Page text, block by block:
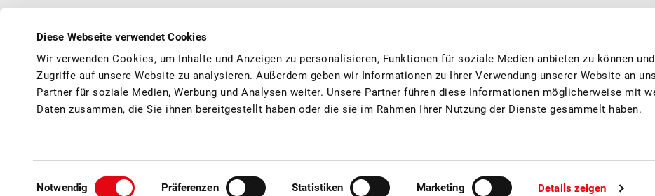
Diese Webseite verwendet Cookies
Wir verwenden Cookies, um Inhalte und Anzeigen zu personalisieren, Funktionen für soziale Medien anbieten zu können
Zugriffe auf unsere Website zu analysieren. Außerdem geben wir Informationen zu Ihrer Verwendung unserer Website an
Partner für soziale Medien, Werbung und Analysen weiter. Unsere Partner führen diese Informationen möglicherweise mit
Daten zusammen, die Sie ihnen bereitgestellt haben oder die sie im Rahmen Ihrer Nutzung der Dienste gesammelt haben.
Einwilligungsauswahl
Notwendig Präferenzen Statistiken Marketing Details zeigen
Vermarktung, Werbung, Qualität, Information, Aus- und Weiterbildung, Forschung und fördern das Image von Schweizer Früchten.
© Schweizer Obstverband
Datenschutz Sponsoring